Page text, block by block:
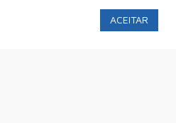
Política de PrivacidadeACEITAR